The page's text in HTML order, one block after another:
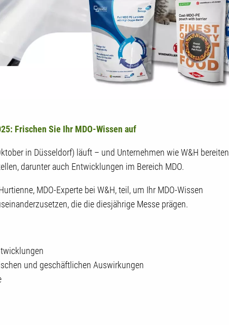
Frischen Sie Ihr MDO-Wissen auf
in Düsseldorf) läuft – und Unternehmen wie W&H bereiten
darunter auch Entwicklungen im Bereich MDO.
MDO-Experte bei W&H, teil, um Ihr MDO-Wissen
die die diesjährige Messe prägen.
und geschäftlichen Auswirkungen